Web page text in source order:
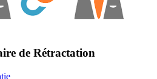
de Rétractation